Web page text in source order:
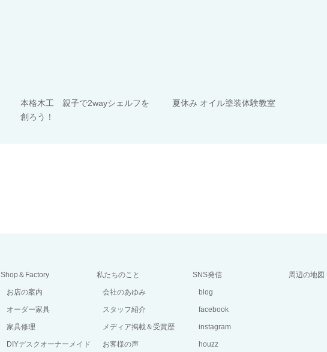
本格木工 親子で2wayシェルフを
創ろう！
夏休み オイル塗装体験教室
Shop＆Factory
お店の案内
オーダー家具
家具修理
DIYデスクオーナーメイド
私たちのこと
会社のあゆみ
スタッフ紹介
メディア掲載＆受賞歴
お客様の声
SNS発信
blog
facebook
instagram
houzz
周辺の地図